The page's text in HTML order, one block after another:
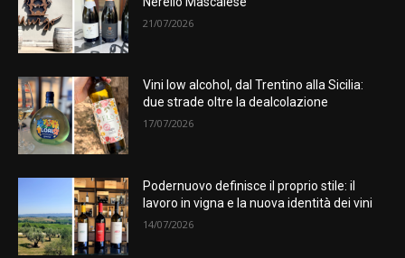
21/07/2026
Vini low alcohol, dal Trentino alla Sicilia:
due strade oltre la dealcolazione
17/07/2026
Podernuovo definisce il proprio stile: il
lavoro in vigna e la nuova identità dei vini
14/07/2026